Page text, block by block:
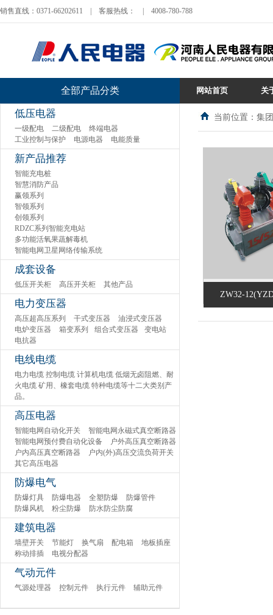
销售直线：0371-66202611 客服热线： 4008-780-788
全部产品分类 网站首页 关
低压电器
一级配电 二级配电
终端电器
工业控制与保护
电源电器 电能质量
新产品推荐
智能充电桩
智慧消防产品
赢领系列
智领系列
创领系列
RDZC系列智能充电站
多功能活氧果蔬解毒机
智能电网卫星网络传输系统
成套设备
低压开关柜 高压开关柜 其他产品
电力变压器
高压超高压系列 干式变压器
油浸式变压器
电炉变压器
箱变系列 组合式变压器
变电站
电抗器
电线电缆
电力电缆 控制电缆 计算机电缆 低烟无卤阻燃、耐
火电缆 矿用、橡套电缆 特种电缆等十二大类别产
品。
高压电器
智能电网自动化开关
智能电网永磁式真空断路器
智能电网预付费自动化设备
户外高压真空断路器
户内高压真空断路器
户内(外)高压交流负荷开关
其它高压电器
防爆电气
防爆灯具 防爆电器 全塑防爆
防爆管件
防爆风机
粉尘防爆 防水防尘防腐
建筑电器
墙壁开关 节能灯 换气扇 配电箱
地板插座
称动排插
电视分配器
气动元件
气源处理器 控制元件 执行元件 辅助元件
当前位置：集
ZW32-